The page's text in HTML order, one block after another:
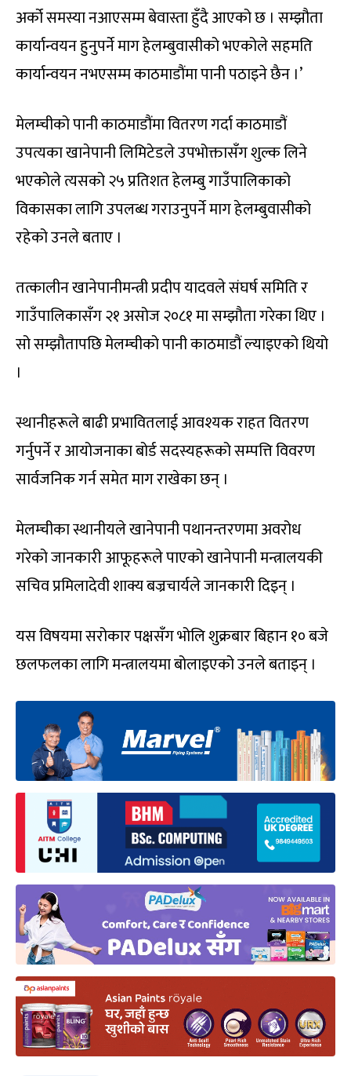
अर्को समस्या नआएसम्म बेवास्ता हुँदै आएको छ । सम्झौता
कार्यान्वयन हुनुपर्ने माग हेलम्बुवासीको भएकोले सहमति
कार्यान्वयन नभएसम्म काठमाडौंमा पानी पठाइने छैन ।’
मेलम्चीको पानी काठमाडौंमा वितरण गर्दा काठमाडौं
उपत्यका खानेपानी लिमिटेडले उपभोक्तासँग शुल्क लिने
भएकोले त्यसको २५ प्रतिशत हेलम्बु गाउँपालिकाको
विकासका लागि उपलब्ध गराउनुपर्ने माग हेलम्बुवासीको
रहेको उनले बताए ।
तत्कालीन खानेपानीमन्त्री प्रदीप यादवले संघर्ष समिति र
गाउँपालिकासँग २१ असोज २०८१ मा सम्झौता गरेका थिए ।
सो सम्झौतापछि मेलम्चीको पानी काठमाडौं ल्याइएको थियो
।
स्थानीहरूले बाढी प्रभावितलाई आवश्यक राहत वितरण
गर्नुपर्ने र आयोजनाका बोर्ड सदस्यहरूको सम्पत्ति विवरण
सार्वजनिक गर्न समेत माग राखेका छन् ।
मेलम्चीका स्थानीयले खानेपानी पथानन्तरणमा अवरोध
गरेको जानकारी आफूहरूले पाएको खानेपानी मन्त्रालयकी
सचिव प्रमिलादेवी शाक्य बज्रचार्यले जानकारी दिइन् ।
यस विषयमा सरोकार पक्षसँग भोलि शुक्रबार बिहान १० बजे
छलफलका लागि मन्त्रालयमा बोलाइएको उनले बताइन् ।